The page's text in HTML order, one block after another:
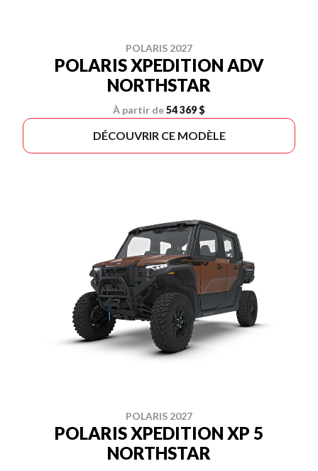
POLARIS 2027
POLARIS XPEDITION ADV
NORTHSTAR
À partir de54 369 $
DÉCOUVRIR CE MODÈLE
POLARIS 2027
POLARIS XPEDITION XP 5
NORTHSTAR